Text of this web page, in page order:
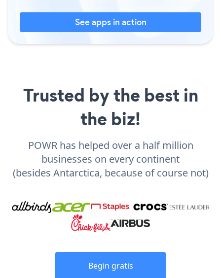
See apps in action
Trusted by the best in
the biz!
POWR has helped over a half million
businesses on every continent
(besides Antarctica, because of course not)
Begin gratis